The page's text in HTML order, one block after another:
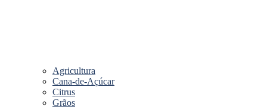
Agricultura
Cana-de-Açúcar
Citrus
Grãos